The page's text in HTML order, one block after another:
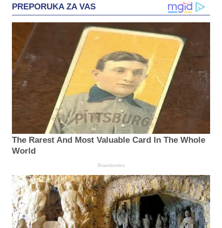
PREPORUKA ZA VAS
The Rarest And Most Valuable Card In The Whole
World
Brainberries